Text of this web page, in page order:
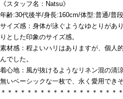
《スタッフ名：Natsu》
年齢:30代後半/身長:160cm/体型:普通/普
サイズ感：身体が泳ぐようなゆとりがあ
りとした印象のサイズ感。
素材感：程よいハリはありますが、個人
んでした。
着心地：風が抜けるようなリネン混の清
無いベーシックな一枚で、永く愛用でき
＊＊＊＊＊＊＊＊＊＊＊＊＊＊＊＊＊＊